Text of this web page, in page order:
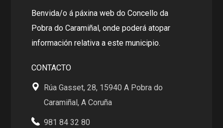
Benvida/o á páxina web do Concello da
Pobra do Caramiñal, onde poderá atopar
información relativa a este municipio.
CONTACTO
Rúa Gasset, 28, 15940 A Pobra do
Caramiñal, A Coruña
981 84 32 80